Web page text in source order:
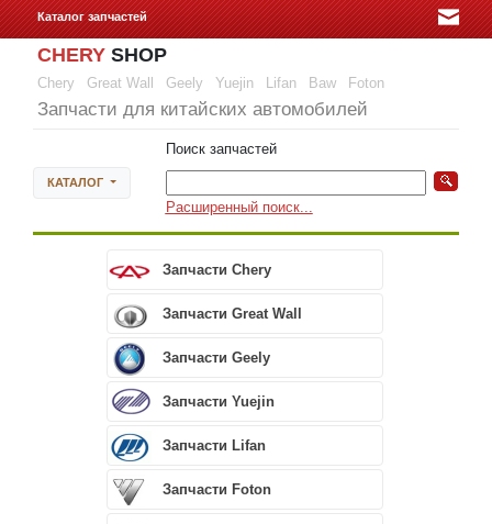
Каталог запчастей
CHERY SHOP
Chery Great Wall Geely Yuejin Lifan Baw Foton
Запчасти для китайских автомобилей
КАТАЛОГ
Поиск запчастей
Расширенный поиск...
Запчасти Chery
Запчасти Great Wall
Запчасти Geely
Запчасти Yuejin
Запчасти Lifan
Запчасти Foton